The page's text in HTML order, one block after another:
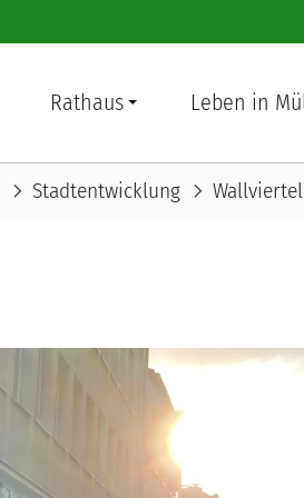
Rathaus Leben in
chevron_right Stadtentwicklung chevron_right Wallviertel